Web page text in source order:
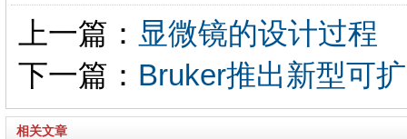
上一篇： 显微镜的设计过程
下一篇： Bruker推出新型可
相关文章